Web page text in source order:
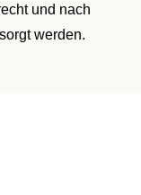
und nach
werden.